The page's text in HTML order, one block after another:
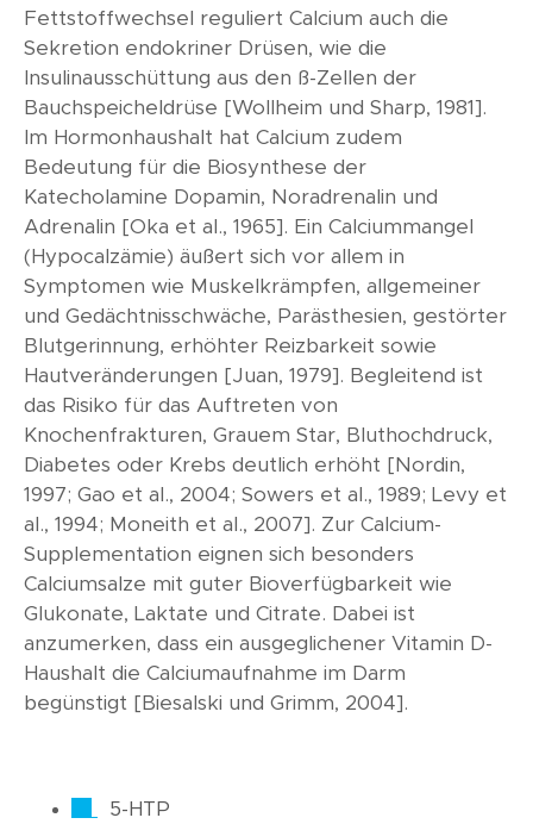
Fettstoffwechsel reguliert Calcium auch die
Sekretion endokriner Drüsen, wie die
Insulinausschüttung aus den ß-Zellen der
Bauchspeicheldrüse [Wollheim und Sharp, 1981].
Im Hormonhaushalt hat Calcium zudem
Bedeutung für die Biosynthese der
Katecholamine Dopamin, Noradrenalin und
Adrenalin [Oka et al., 1965]. Ein Calciummangel
(Hypocalzämie) äußert sich vor allem in
Symptomen wie Muskelkrämpfen, allgemeiner
und Gedächtnisschwäche, Parästhesien, gestörter
Blutgerinnung, erhöhter Reizbarkeit sowie
Hautveränderungen [Juan, 1979]. Begleitend ist
das Risiko für das Auftreten von
Knochenfrakturen, Grauem Star, Bluthochdruck,
Diabetes oder Krebs deutlich erhöht [Nordin,
1997; Gao et al., 2004; Sowers et al., 1989; Levy et
al., 1994; Moneith et al., 2007]. Zur Calcium-
Supplementation eignen sich besonders
Calciumsalze mit guter Bioverfügbarkeit wie
Glukonate, Laktate und Citrate. Dabei ist
anzumerken, dass ein ausgeglichener Vitamin D-
Haushalt die Calciumaufnahme im Darm
begünstigt [Biesalski und Grimm, 2004].
5-HTP